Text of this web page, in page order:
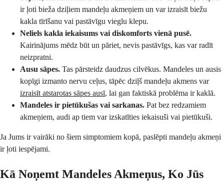
ir ļoti bieža dziļiem mandeļu akmeņiem un var izraisīt biežu
kakla tīrīšanu vai pastāvīgu vieglu klepu.
Neliels kakla iekaisums vai diskomforts vienā pusē.
Kairinājums mēdz būt un pāriet, nevis pastāvīgs, kas var radīt
neizpratni.
Ausu sāpes. Tas pārsteidz daudzus cilvēkus. Mandeles un ausis
kopīgi izmanto nervu ceļus, tāpēc dziļš mandeļu akmens var
izraisīt atstarotas sāpes ausī, lai gan faktiskā problēma ir kaklā.
Mandeles ir pietūkušas vai sarkanas. Pat bez redzamiem
akmeņiem, audi ap tiem var izskatīties iekaisuši vai pietūkuši.
Ja Jums ir vairāki no šiem simptomiem kopā, paslēpti mandeļu akmeņi
ir ļoti iespējami.
Kā Noņemt Mandeles Akmeņus, Ko Jūs